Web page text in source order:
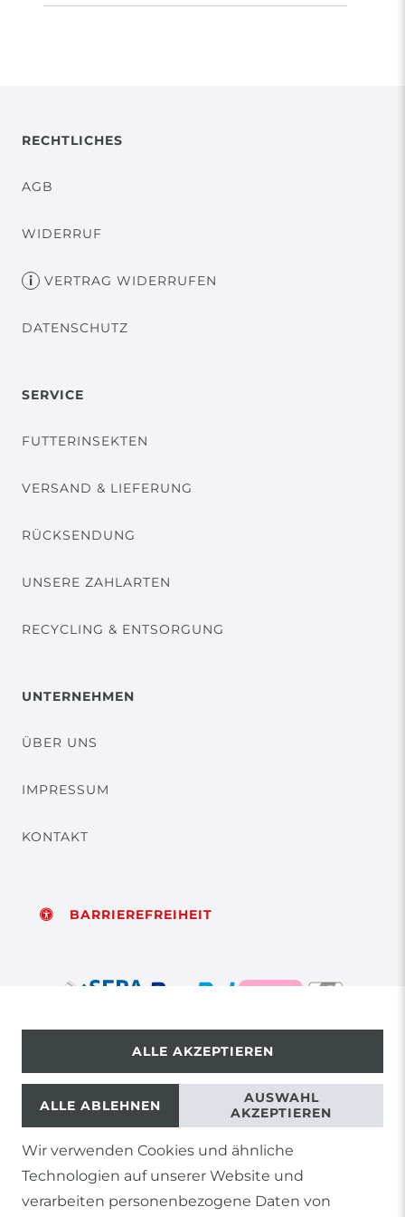
RECHTLICHES
AGB
WIDERRUF
VERTRAG WIDERRUFEN
DATENSCHUTZ
SERVICE
FUTTERINSEKTEN
VERSAND & LIEFERUNG
RÜCKSENDUNG
UNSERE ZAHLARTEN
RECYCLING & ENTSORGUNG
UNTERNEHMEN
ÜBER UNS
IMPRESSUM
KONTAKT
BARRIEREFREIHEIT
© Copyright 2026 | Alle Rechte vorbehalten.
1) Gilt nicht für Sendungen mit Futterinsekten,
Lebendpflanzen, Frostfutter oder lebende Tiere, sowie
Lieferungen per Spedition
Wir verwenden Cookies und ähnliche
Technologien auf unserer Website und
verarbeiten personenbezogene Daten von
ALLE AKZEPTIEREN
ALLE ABLEHNEN
AUSWAHL
AKZEPTIEREN